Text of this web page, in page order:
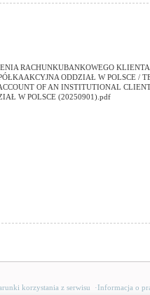
RACHUNKUBANKOWEGO
ODDZIAŁ W POLSCE /
OF AN INSTITUTIONAL
W POLSCE (20250901).pdf
korzystania z serwisu ·Informacja o